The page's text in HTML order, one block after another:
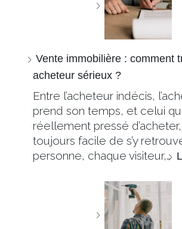
Vente immobilière : comment
acheteur sérieux ?
Entre l’acheteur indécis,
prend son temps, et celui
réellement pressé d’acheter,
toujours facile de s’y
personne, chaque visiteur,…